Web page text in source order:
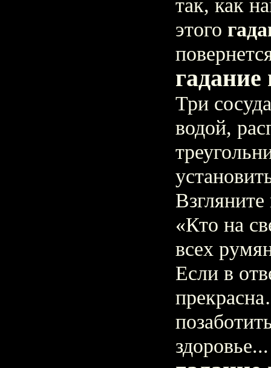
так, как
этого
гадание
Три
водой,
«Кто на
всех
Если в
здоровье...